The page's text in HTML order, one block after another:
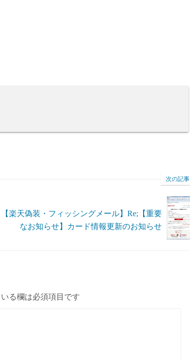
次の記事
【楽天偽装・フィッシングメール】Re;【重要
なお知らせ】カード情報更新のお知らせ
る欄は必須項目です